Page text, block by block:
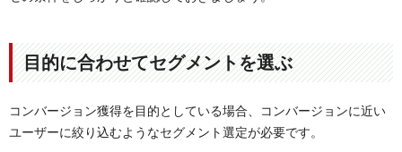
目的に合わせてセグメントを選ぶ
コンバージョン獲得を目的としている場合、コンバージョンに近い
ユーザーに絞り込むようなセグメント選定が必要です。